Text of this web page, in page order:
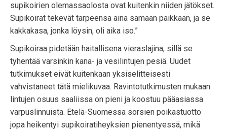
supikoirien olemassaolosta ovat kuitenkin niiden jätökset.
Supikoirat tekevät tarpeensa aina samaan paikkaan, ja se
kakkakasa, jonka löysin, oli aika iso.”
Supikoiraa pidetään haitallisena vieraslajina, sillä se
tyhentää varsinkin kana- ja vesilintujen pesiä. Uudet
tutkimukset eivät kuitenkaan yksiselitteisesti
vahvistaneet tätä mielikuvaa. Ravintotutkimusten mukaan
lintujen osuus saaliissa on pieni ja koostuu pääasiassa
varpuslinnuista. Etelä-Suomessa sorsien poikastuotto
jopa heikentyi supikoiratiheyksien pienentyessä, mikä